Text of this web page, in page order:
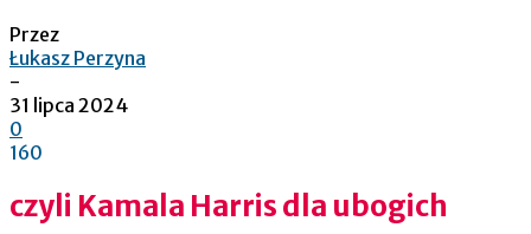
Przez
Łukasz Perzyna
-
31 lipca 2024
0
160
czyli Kamala Harris dla ubogich